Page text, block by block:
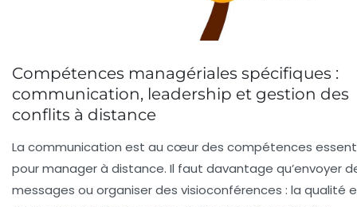
Compétences managériales spécifiques :
communication, leadership et gestion des
conflits à distance
La communication est au cœur des compétences
pour manager à distance. Il faut davantage qu’envoyer
messages ou organiser des visioconférences : la qualité